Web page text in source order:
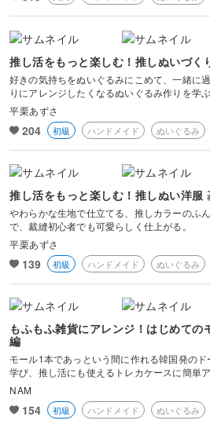
ボケ・丸ボケ
画像編集ツール
カメラ基礎
推し活をもっと楽しむ！推しぬいづく
好きの気持ちをぬいぐるみにこめて、一緒に
りにアレンジしたくなるぬいぐるみ作りを学ぶ
平栗あずさ
204 初級 ハンドメイド ぬいぐるみ
推し活をもっと楽しむ！推しぬい洋服
やわらかな生地で仕立てる、推しカラーのふ
で、裁縫初心者でも可愛らしく仕上がる。
平栗あずさ
139 初級 ハンドメイド ぬいぐるみ
もふもふ雑貨にアレンジ！はじめての
編
モール1本であっという間に作れる韓国発の
学び、推し活にも使えるトレカケースに簡単ア
NAM
154 初級 ハンドメイド ぬいぐるみ